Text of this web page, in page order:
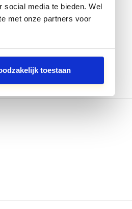
social media te bieden. Wel
met onze partners voor
toestaan